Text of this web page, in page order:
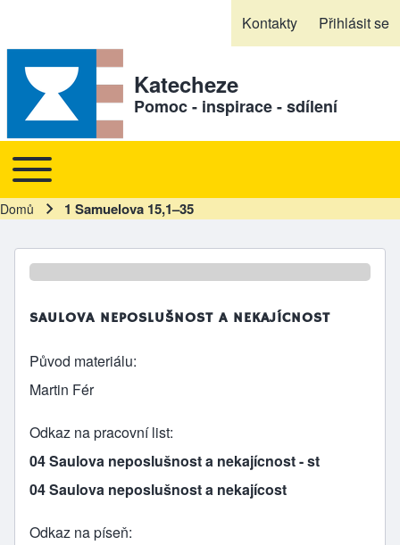
Kontakty Přihlásit se
Katecheze
Pomoc - inspirace - sdílení
Hlavní navigace
Toggle main menu
Drobečková navigace
Domů 1 Samuelova 15,1–35
SAULOVA NEPOSLUŠNOST A NEKAJÍCNOST
Původ materiálu
Martin Fér
Odkaz na pracovní list
04 Saulova neposlušnost a nekajícnost - st
04 Saulova neposlušnost a nekajícost
Odkaz na píseň